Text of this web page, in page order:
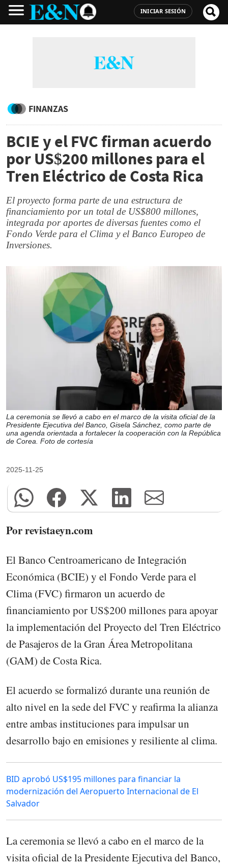
INICIAR SESIÓN
FINANZAS
BCIE y el FVC firman acuerdo
por US$200 millones para el
Tren Eléctrico de Costa Rica
El proyecto forma parte de una estructura de
financiamiento por un total de US$800 millones,
integrada por aportes de diversas fuentes como el
Fondo Verde para el Clima y el Banco Europeo de
Inversiones.
La ceremonia se llevó a cabo en el marco de la visita oficial de la
Presidente Ejecutiva del Banco, Gisela Sánchez, como parte de
una agenda orientada a fortalecer la cooperación con la República
de Corea. Foto de cortesía
2025-11-25
Por revistaeyn.com
El Banco Centroamericano de Integración
Económica (BCIE) y el Fondo Verde para el
Clima (FVC) firmaron un acuerdo de
financiamiento por US$200 millones para apoyar
la implementación del Proyecto del Tren Eléctrico
de Pasajeros de la Gran Área Metropolitana
(GAM) de Costa Rica.
El acuerdo se formalizó durante una reunión de
alto nivel en la sede del FVC y reafirma la alianza
entre ambas instituciones para impulsar un
desarrollo bajo en emisiones y resiliente al clima.
BID aprobó US$195 millones para financiar la
modernización del Aeropuerto Internacional de El
Salvador
La ceremonia se llevó a cabo en el marco de la
visita oficial de la Presidente Ejecutiva del Banco,